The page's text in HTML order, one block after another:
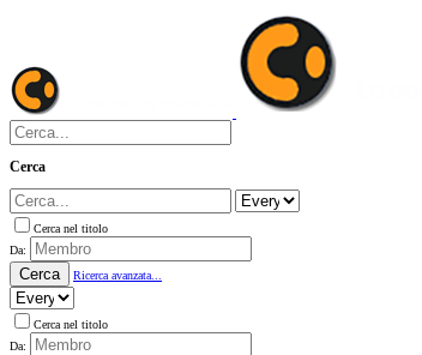
Cerca
Cerca nel titolo
Da:
Cerca Ricerca avanzata...
Cerca nel titolo
Da: